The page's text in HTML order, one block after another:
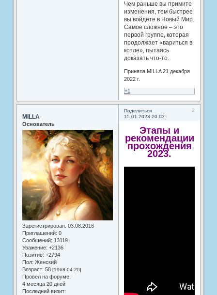
Чем раньше вы примите
изменения, тем быстрее
вы войдёте в Новый Мир.
Самое сложное – это
первой группе, которая
продолжает «вариться в
котле», пытаясь
доказать что-то.
Приняла MILLA 21 декабря
2022 г.
+1
Поделиться
2
15.01.2023 20:03
MILLA
Основатель
Зарегистрирован: 03.08.2016
Приглашений: 0
Сообщений: 13119
Уважение: +2136
Позитив: +2794
Пол: Женский
Возраст: 58 [1968-04-20]
Провел на форуме:
4 месяца 20 дней
Последний визит:
Этапы и
рекомендации
прохождения
2023.